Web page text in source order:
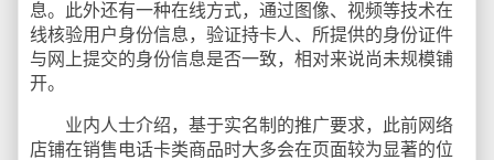
息。此外还有一种在线方式，通过图像、视频等技术在
线核验用户身份信息，验证持卡人、所提供的身份证件
与网上提交的身份信息是否一致，相对来说尚未规模铺
开。
业内人士介绍，基于实名制的推广要求，此前网络
店铺在销售电话卡类商品时大多会在页面较为显著的位